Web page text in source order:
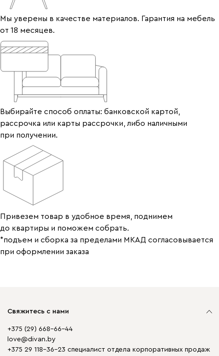
Мы уверены в качестве материалов. Гарантия на мебель
от 18 месяцев.
Выбирайте способ оплаты: банковской картой,
рассрочка или карты рассрочки, либо наличными
при получении.
Привезем товар в удобное время, поднимем
до квартиры и поможем собрать.
*подъем и сборка за пределами МКАД согласовывается
при оформлении заказа
Свяжитесь с нами
+375 (29) 668-66-44
love@divan.by
+375 29 118-36-23 специалист отдела корпоративных продаж